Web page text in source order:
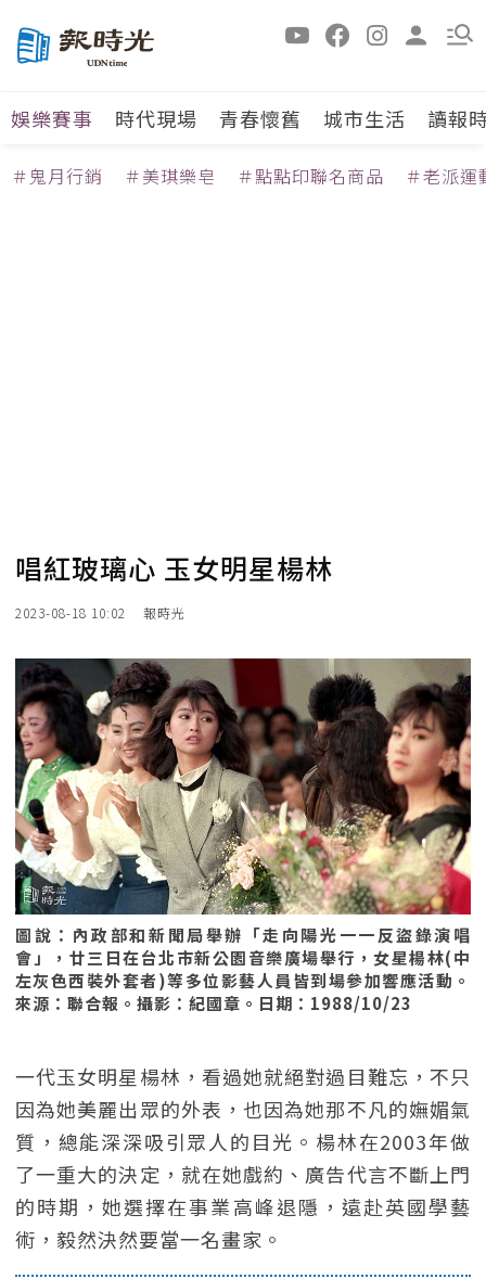
娛樂賽事 時代現場 青春懷舊 城市生活 讀報
＃鬼月行銷 ＃美琪樂皂 ＃點點印聯名商品 ＃老派運
唱紅玻璃心 玉女明星楊林
2023-08-18 10:02 報時光
圖說：內政部和新聞局舉辦「走向陽光一一反盜錄演唱
會」，廿三日在台北市新公園音樂廣場舉行，女星楊林(中
左灰色西裝外套者)等多位影藝人員皆到場參加響應活動。
來源：聯合報。攝影：紀國章。日期：1988/10/23
一代玉女明星楊林，看過她就絕對過目難忘，不只
因為她美麗出眾的外表，也因為她那不凡的嫵媚氣
質，總能深深吸引眾人的目光。楊林在2003年做
了一重大的決定，就在她戲約、廣告代言不斷上門
的時期，她選擇在事業高峰退隱，遠赴英國學藝
術，毅然決然要當一名畫家。